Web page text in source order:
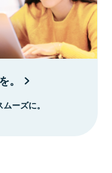
。
ーズに。